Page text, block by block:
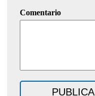
Comentario